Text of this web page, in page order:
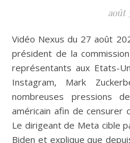
août
Vidéo Nexus du 27 août 2024 Dans un courrier envoyé au
président de la
représentants aux Etats-
Instagram, Mark
nombreuses pressions
américain afin de censurer
Le dirigeant de Meta cible
Biden et explique que